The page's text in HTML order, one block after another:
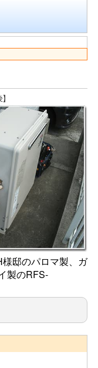
邸のパロマ製、ガ
製のRFS-